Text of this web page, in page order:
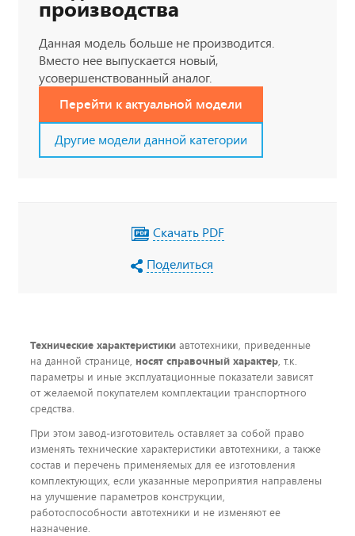
производства
Данная модель больше не производится.
Вместо нее выпускается новый,
усовершенствованный аналог.
Перейти к актуальной модели
Другие модели данной категории
Скачать PDF
Поделиться
Технические характеристики автотехники, приведенные
на данной странице, носят справочный характер, т.к.
параметры и иные эксплуатационные показатели зависят
от желаемой покупателем комплектации транспортного
средства.
При этом завод-изготовитель оставляет за собой право
изменять технические характеристики автотехники, а также
состав и перечень применяемых для ее изготовления
комплектующих, если указанные мероприятия направлены
на улучшение параметров конструкции,
работоспособности автотехники и не изменяют ее
назначение.